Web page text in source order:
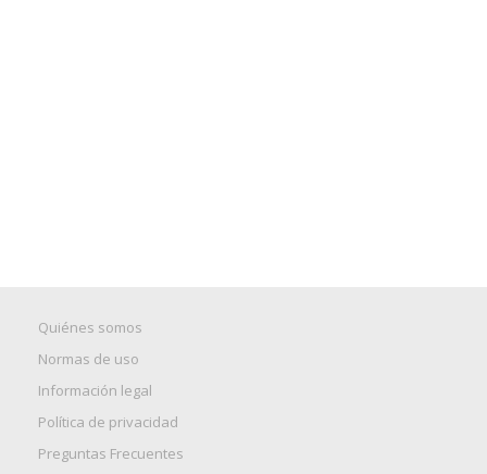
Quiénes somos
Normas de uso
Información legal
Política de privacidad
Preguntas Frecuentes